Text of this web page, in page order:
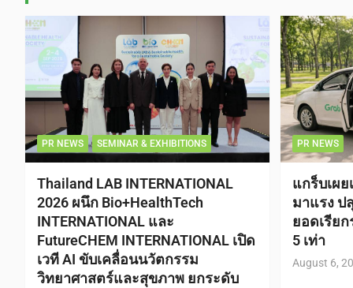
PR NEWS SEMINAR & EXHIBITIONS
Thailand LAB INTERNATIONAL
2026 ผนึก Bio+HealthTech
INTERNATIONAL และ
FutureCHEM INTERNATIONAL เปิด
เวที AI ขับเคลื่อนนวัตกรรม
วิทยาศาสตร์และสุขภาพ ยกระดับ
PR NEWS
แกร็บเผย
มาแรง ป
ยอดเรีย
5 เท่า
August 6,